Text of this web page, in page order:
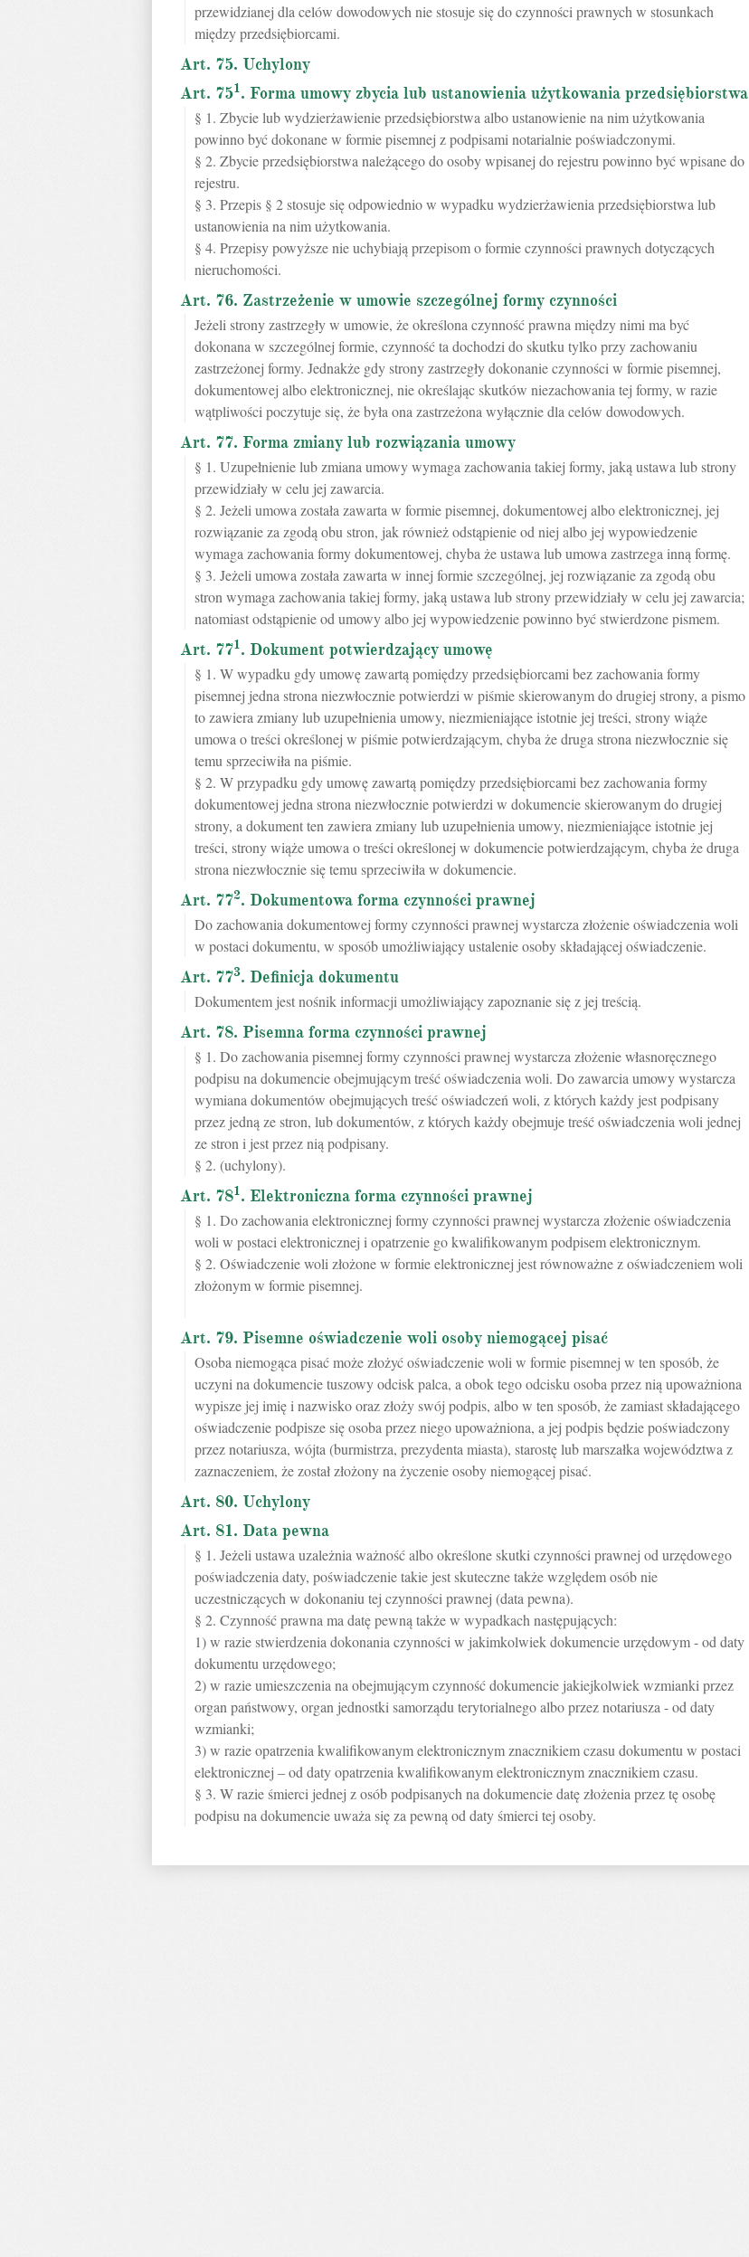
przewidzianej dla celów dowodowych nie stosuje się do czynności prawnych w stosunkach
między przedsiębiorcami.
Art. 75. Uchylony
Art. 751. Forma umowy zbycia lub ustanowienia użytkowania przedsiębiorstwa
§ 1. Zbycie lub wydzierżawienie przedsiębiorstwa albo ustanowienie na nim użytkowania
powinno być dokonane w formie pisemnej z podpisami notarialnie poświadczonymi.
§ 2. Zbycie przedsiębiorstwa należącego do osoby wpisanej do rejestru powinno być wpisane do
rejestru.
§ 3. Przepis § 2 stosuje się odpowiednio w wypadku wydzierżawienia przedsiębiorstwa lub
ustanowienia na nim użytkowania.
§ 4. Przepisy powyższe nie uchybiają przepisom o formie czynności prawnych dotyczących
nieruchomości.
Art. 76. Zastrzeżenie w umowie szczególnej formy czynności
Jeżeli strony zastrzegły w umowie, że określona czynność prawna między nimi ma być
dokonana w szczególnej formie, czynność ta dochodzi do skutku tylko przy zachowaniu
zastrzeżonej formy. Jednakże gdy strony zastrzegły dokonanie czynności w formie pisemnej,
dokumentowej albo elektronicznej, nie określając skutków niezachowania tej formy, w razie
wątpliwości poczytuje się, że była ona zastrzeżona wyłącznie dla celów dowodowych.
Art. 77. Forma zmiany lub rozwiązania umowy
§ 1. Uzupełnienie lub zmiana umowy wymaga zachowania takiej formy, jaką ustawa lub strony
przewidziały w celu jej zawarcia.
§ 2. Jeżeli umowa została zawarta w formie pisemnej, dokumentowej albo elektronicznej, jej
rozwiązanie za zgodą obu stron, jak również odstąpienie od niej albo jej wypowiedzenie
wymaga zachowania formy dokumentowej, chyba że ustawa lub umowa zastrzega inną formę.
§ 3. Jeżeli umowa została zawarta w innej formie szczególnej, jej rozwiązanie za zgodą obu
stron wymaga zachowania takiej formy, jaką ustawa lub strony przewidziały w celu jej zawarcia;
natomiast odstąpienie od umowy albo jej wypowiedzenie powinno być stwierdzone pismem.
Art. 771. Dokument potwierdzający umowę
§ 1. W wypadku gdy umowę zawartą pomiędzy przedsiębiorcami bez zachowania formy
pisemnej jedna strona niezwłocznie potwierdzi w piśmie skierowanym do drugiej strony, a pismo
to zawiera zmiany lub uzupełnienia umowy, niezmieniające istotnie jej treści, strony wiąże
umowa o treści określonej w piśmie potwierdzającym, chyba że druga strona niezwłocznie się
temu sprzeciwiła na piśmie.
§ 2. W przypadku gdy umowę zawartą pomiędzy przedsiębiorcami bez zachowania formy
dokumentowej jedna strona niezwłocznie potwierdzi w dokumencie skierowanym do drugiej
strony, a dokument ten zawiera zmiany lub uzupełnienia umowy, niezmieniające istotnie jej
treści, strony wiąże umowa o treści określonej w dokumencie potwierdzającym, chyba że druga
strona niezwłocznie się temu sprzeciwiła w dokumencie.
Art. 772. Dokumentowa forma czynności prawnej
Do zachowania dokumentowej formy czynności prawnej wystarcza złożenie oświadczenia woli
w postaci dokumentu, w sposób umożliwiający ustalenie osoby składającej oświadczenie.
Art. 773. Definicja dokumentu
Dokumentem jest nośnik informacji umożliwiający zapoznanie się z jej treścią.
Art. 78. Pisemna forma czynności prawnej
§ 1. Do zachowania pisemnej formy czynności prawnej wystarcza złożenie własnoręcznego
podpisu na dokumencie obejmującym treść oświadczenia woli. Do zawarcia umowy wystarcza
wymiana dokumentów obejmujących treść oświadczeń woli, z których każdy jest podpisany
przez jedną ze stron, lub dokumentów, z których każdy obejmuje treść oświadczenia woli jednej
ze stron i jest przez nią podpisany.
§ 2. (uchylony).
Art. 781. Elektroniczna forma czynności prawnej
§ 1. Do zachowania elektronicznej formy czynności prawnej wystarcza złożenie oświadczenia
woli w postaci elektronicznej i opatrzenie go kwalifikowanym podpisem elektronicznym.
§ 2. Oświadczenie woli złożone w formie elektronicznej jest równoważne z oświadczeniem woli
złożonym w formie pisemnej.
Art. 79. Pisemne oświadczenie woli osoby niemogącej pisać
Osoba niemogąca pisać może złożyć oświadczenie woli w formie pisemnej w ten sposób, że
uczyni na dokumencie tuszowy odcisk palca, a obok tego odcisku osoba przez nią upoważniona
wypisze jej imię i nazwisko oraz złoży swój podpis, albo w ten sposób, że zamiast składającego
oświadczenie podpisze się osoba przez niego upoważniona, a jej podpis będzie poświadczony
przez notariusza, wójta (burmistrza, prezydenta miasta), starostę lub marszałka województwa z
zaznaczeniem, że został złożony na życzenie osoby niemogącej pisać.
Art. 80. Uchylony
Art. 81. Data pewna
§ 1. Jeżeli ustawa uzależnia ważność albo określone skutki czynności prawnej od urzędowego
poświadczenia daty, poświadczenie takie jest skuteczne także względem osób nie
uczestniczących w dokonaniu tej czynności prawnej (data pewna).
§ 2. Czynność prawna ma datę pewną także w wypadkach następujących:
1) w razie stwierdzenia dokonania czynności w jakimkolwiek dokumencie urzędowym - od daty
dokumentu urzędowego;
2) w razie umieszczenia na obejmującym czynność dokumencie jakiejkolwiek wzmianki przez
organ państwowy, organ jednostki samorządu terytorialnego albo przez notariusza - od daty
wzmianki;
3) w razie opatrzenia kwalifikowanym elektronicznym znacznikiem czasu dokumentu w postaci
elektronicznej – od daty opatrzenia kwalifikowanym elektronicznym znacznikiem czasu.
§ 3. W razie śmierci jednej z osób podpisanych na dokumencie datę złożenia przez tę osobę
podpisu na dokumencie uważa się za pewną od daty śmierci tej osoby.